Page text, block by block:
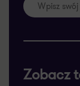
Zobacz